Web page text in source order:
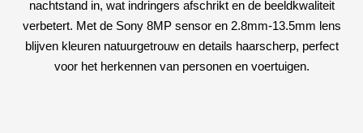
nachtstand in, wat indringers afschrikt en de beeldkwaliteit
verbetert. Met de Sony 8MP sensor en 2.8mm-13.5mm lens
blijven kleuren natuurgetrouw en details haarscherp, perfect
voor het herkennen van personen en voertuigen.